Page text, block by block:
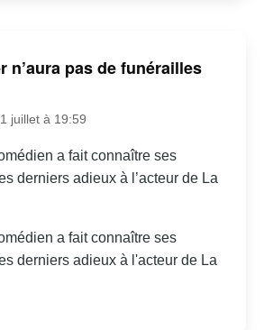
n’aura pas de funérailles
juillet à 19:59
a fait connaître ses
derniers adieux à l’acteur de La
a fait connaître ses
derniers adieux à l'acteur de La